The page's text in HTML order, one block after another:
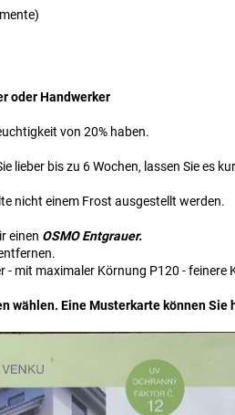
oder Handwerker
von 20% haben.
lieber bis zu 6 Wochen, lassen Sie es
nicht einem Frost ausgestellt werden.
einen OSMO Entgrauer.
- mit maximaler Körnung P120 -
wählen. Eine Musterkarte können Sie